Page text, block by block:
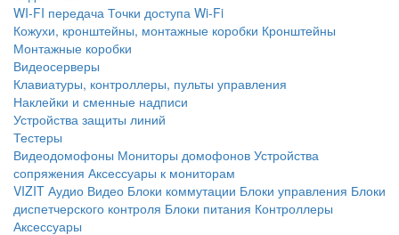
WI-FI передача Точки доступа Wi-Fi
Кожухи, кронштейны, монтажные коробки Кронштейны
Монтажные коробки
Видеосерверы
Клавиатуры, контроллеры, пульты управления
Наклейки и сменные надписи
Устройства защиты линий
Тестеры
Видеодомофоны Мониторы домофонов Устройства
сопряжения Аксессуары к мониторам
VIZIT Аудио Видео Блоки коммутации Блоки управления Блоки
диспетчерского контроля Блоки питания Контроллеры
Аксессуары